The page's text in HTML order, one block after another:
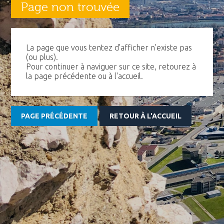
Page non trouvée
La page que vous tentez d'afficher n'existe pas
(ou plus).
Pour continuer à naviguer sur ce site, retourez à
la page précédente ou à l'accueil.
PAGE PRÉCÉDENTE RETOUR À L'ACCUEIL